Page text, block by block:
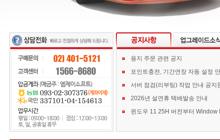
용지 주문 관련 공지
포인트충전, 기간연장 자동 설정
서버 점검(리부팅) 작업 안내 공지
2026년 설연휴 택배발송 안내